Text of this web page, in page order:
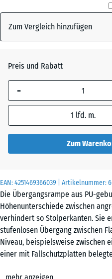
EAN:4251469366039 | Artikelnummer:
Die Übergangsrampe aus PU-
Höhenunterschiede zwischen
verhindert so Stolperkanten. Sie
stufenlosen Übergang zwischen
Niveau, beispielsweise zwischen
einer mit Fallschutzplatten
1000
mm
Die gewählte, blau
umrandete
(sofern in den
Produktdaten nicht
verwendet.
100
×
25
cm
| 1
Zum Vergleich hinzufügen
Preis und Rabatt
-
1 lfd. m.
Zum